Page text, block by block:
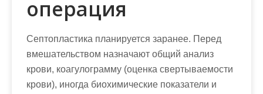
операция
Септопластика планируется заранее. Перед
вмешательством назначают общий анализ
крови, коагулограмму (оценка свертываемости
крови), иногда биохимические показатели и